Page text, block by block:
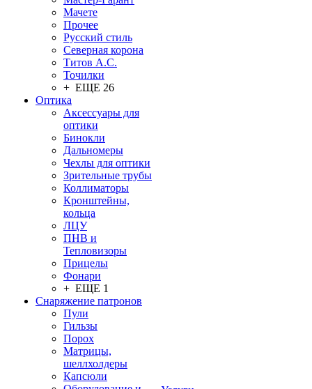
Мачете
Прочее
Русский стиль
Северная корона
Титов А.С.
Точилки
+ ЕЩЕ 26
Оптика
Аксессуары для
оптики
Бинокли
Дальномеры
Чехлы для оптики
Зрительные трубы
Коллиматоры
Кронштейны,
кольца
ЛЦУ
ПНВ и
Тепловизоры
Прицелы
Фонари
+ ЕЩЕ 1
Снаряжение патронов
Пули
Гильзы
Порох
Матрицы,
шеллхолдеры
Капсюли